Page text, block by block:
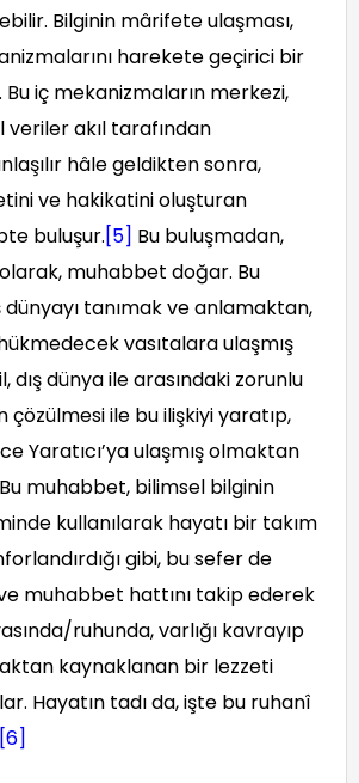
Bilginin mârifete ulaşması,
harekete geçirici bir
iç mekanizmaların merkezi,
veriler akıl tarafından
hâle geldikten sonra,
ve hakikatini oluşturan
buluşur.[5] Bu buluşmadan,
muhabbet doğar. Bu
dünyayı tanımak ve anlamaktan,
vasıtalara ulaşmış
dünya ile arasındaki zorunlu
çözülmesi ile bu ilişkiyi yaratıp,
Yaratıcı’ya ulaşmış olmaktan
muhabbet, bilimsel bilginin
kullanılarak hayatı bir takım
gibi, bu sefer de
muhabbet hattını takip ederek
ruhunda, varlığı kavrayıp
kaynaklanan bir lezzeti
Hayatın tadı da, işte bu ruhanî
[6]